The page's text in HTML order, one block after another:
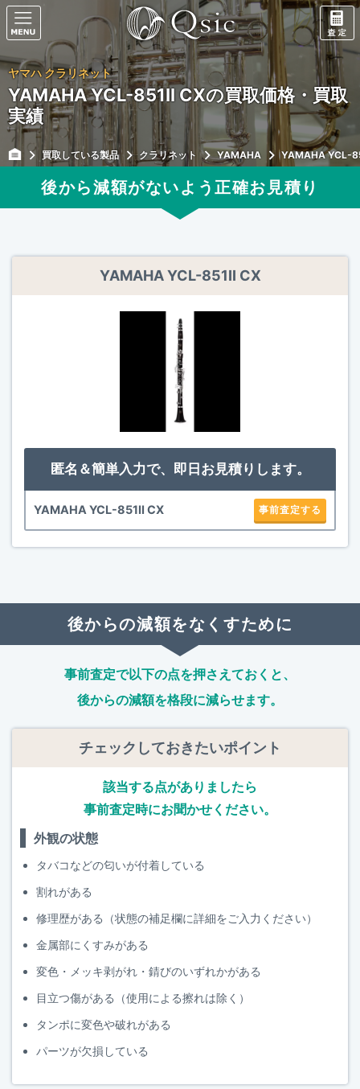
ヤマハ クラリネット
YAMAHA YCL-851II CXの買取価格・買取
実績
買取している製品 クラリネット YAMAHA YAMAHA YCL-
後から減額がないよう正確お見積り
YAMAHA YCL-851II CX
匿名＆簡単入力で、即日お見積りします。
YAMAHA YCL-851II CX 事前査定する
後からの減額をなくすために
事前査定で以下の点を押さえておくと、
後からの減額を格段に減らせます。
チェックしておきたいポイント
該当する点がありましたら
事前査定時にお聞かせください。
外観の状態
タバコなどの匂いが付着している
割れがある
修理歴がある（状態の補足欄に詳細をご入力ください）
金属部にくすみがある
変色・メッキ剥がれ・錆びのいずれかがある
目立つ傷がある（使用による擦れは除く）
タンポに変色や破れがある
パーツが欠損している